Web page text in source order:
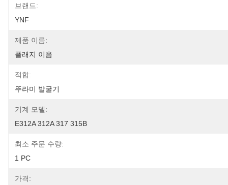
브랜드:
YNF
제품 이름:
플래지 이음
적합:
뚜라미 발굴기
기계 모델:
E312A 312A 317 315B
최소 주문 수량:
1 PC
가격: